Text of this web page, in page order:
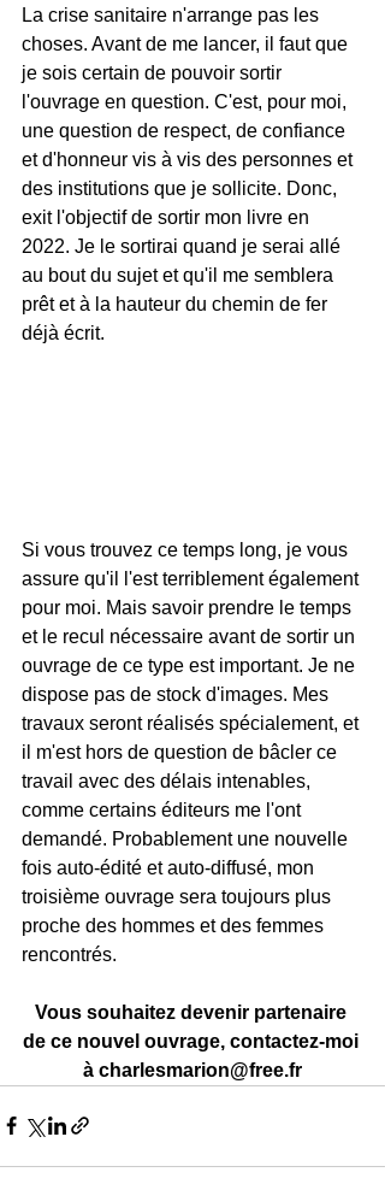
La crise sanitaire n'arrange pas les
choses. Avant de me lancer, il faut que
je sois certain de pouvoir sortir
l'ouvrage en question. C'est, pour moi,
une question de respect, de confiance
et d'honneur vis à vis des personnes et
des institutions que je sollicite. Donc,
exit l'objectif de sortir mon livre en
2022. Je le sortirai quand je serai allé
au bout du sujet et qu'il me semblera
prêt et à la hauteur du chemin de fer
déjà écrit.
Si vous trouvez ce temps long, je vous
assure qu'il l'est terriblement également
pour moi. Mais savoir prendre le temps
et le recul nécessaire avant de sortir un
ouvrage de ce type est important. Je ne
dispose pas de stock d'images. Mes
travaux seront réalisés spécialement, et
il m'est hors de question de bâcler ce
travail avec des délais intenables,
comme certains éditeurs me l'ont
demandé. Probablement une nouvelle
fois auto-édité et auto-diffusé, mon
troisième ouvrage sera toujours plus
proche des hommes et des femmes
rencontrés.
Vous souhaitez devenir partenaire
de ce nouvel ouvrage, contactez-moi
à charlesmarion@free.fr